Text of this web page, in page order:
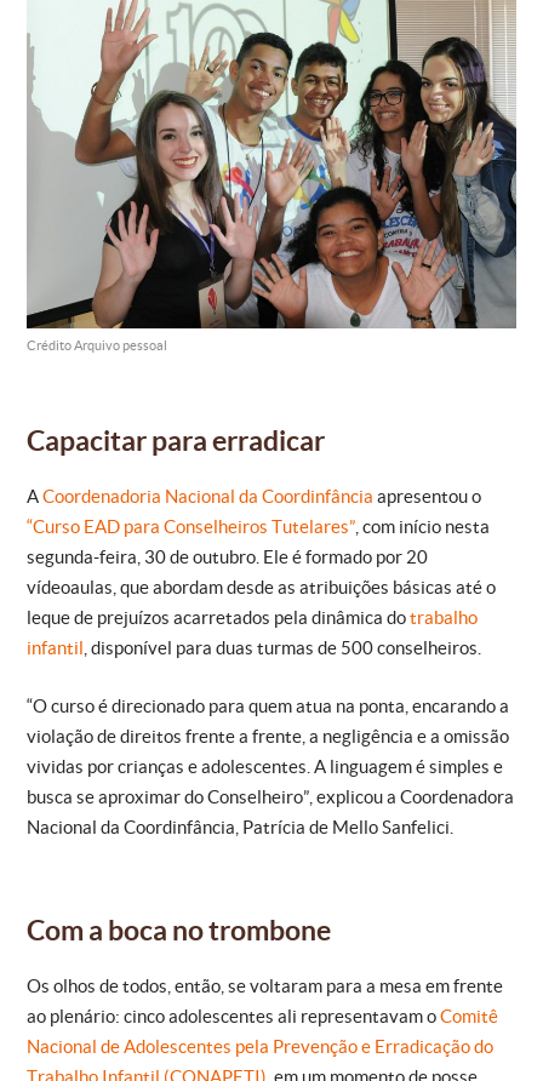
Crédito Arquivo pessoal
Capacitar para erradicar
ACoordenadoria Nacional da Coordinfância apresentou o
“Curso EAD para Conselheiros Tutelares” , com início nesta
segunda-feira, 30 de outubro. Ele é formado por 20
vídeoaulas, que abordam desde as atribuições básicas até o
leque de prejuízos acarretados pela dinâmica dotrabalho
infantil , disponível para duas turmas de 500 conselheiros.
“O curso é direcionado para quem atua na ponta, encarando a
violação de direitos frente a frente, a negligência e a omissão
vividas por crianças e adolescentes. A linguagem é simples e
busca se aproximar do Conselheiro”, explicou a Coordenadora
Nacional da Coordinfância, Patrícia de Mello Sanfelici.
Com a boca no trombone
Os olhos de todos, então, se voltaram para a mesa em frente
ao plenário: cinco adolescentes ali representavam oComitê
Nacional de Adolescentes pela Prevenção e Erradicação do
Trabalho Infantil (CONAPETI) , em um momento de posse.